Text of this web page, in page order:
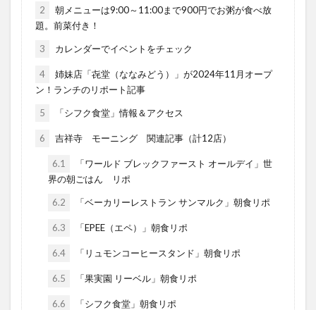
2
朝メニューは9:00～11:00まで900円でお粥が食べ放
題。前菜付き！
3 カレンダーでイベントをチェック
4
姉妹店「㐂堂（ななみどう）」が2024年11月オープ
ン！ランチのリポート記事
5 「シフク食堂」情報＆アクセス
6 吉祥寺 モーニング 関連記事（計12店）
6.1
「ワールド ブレックファースト オールデイ」世
界の朝ごはん リポ
6.2 「ベーカリーレストラン サンマルク」朝食リポ
6.3 「EPEE（エペ）」朝食リポ
6.4 「リュモンコーヒースタンド」朝食リポ
6.5 「果実園 リーベル」朝食リポ
6.6 「シフク食堂」朝食リポ